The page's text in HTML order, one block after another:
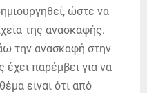
ώστε να
της ανασκαφής.
την ανασκαφή στην
έχει παρέμβει για να
είναι ότι από